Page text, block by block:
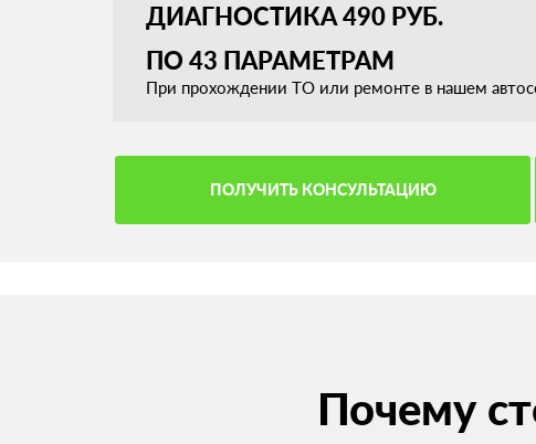
ДИАГНОСТИКА 490 РУБ.
ПО 43 ПАРАМЕТРАМ
При прохождении ТО или ремонте в нашем
ПОЛУЧИТЬ КОНСУЛЬТАЦИЮ
Почему